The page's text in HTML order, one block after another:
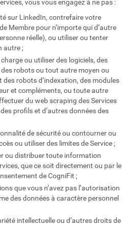
vous vous engagez à ne pas :
sur LinkedIn, contrefaire votre
Membre pour n’importe qui d’autre
réelle), ou utiliser ou tenter
autre ;
ou utiliser des logiciels, des
robots ou tout autre moyen ou
robots d’indexation, des modules
et compléments, ou toute autre
du web scraping des Services
profils et d’autres données des
de sécurité ou contourner ou
ou utiliser des limites de Service ;
ou distribuer toute information
que ce soit directement ou par le
de CogniFit ;
que vous n’avez pas l’autorisation
des données à caractère personnel
intellectuelle ou d’autres droits de